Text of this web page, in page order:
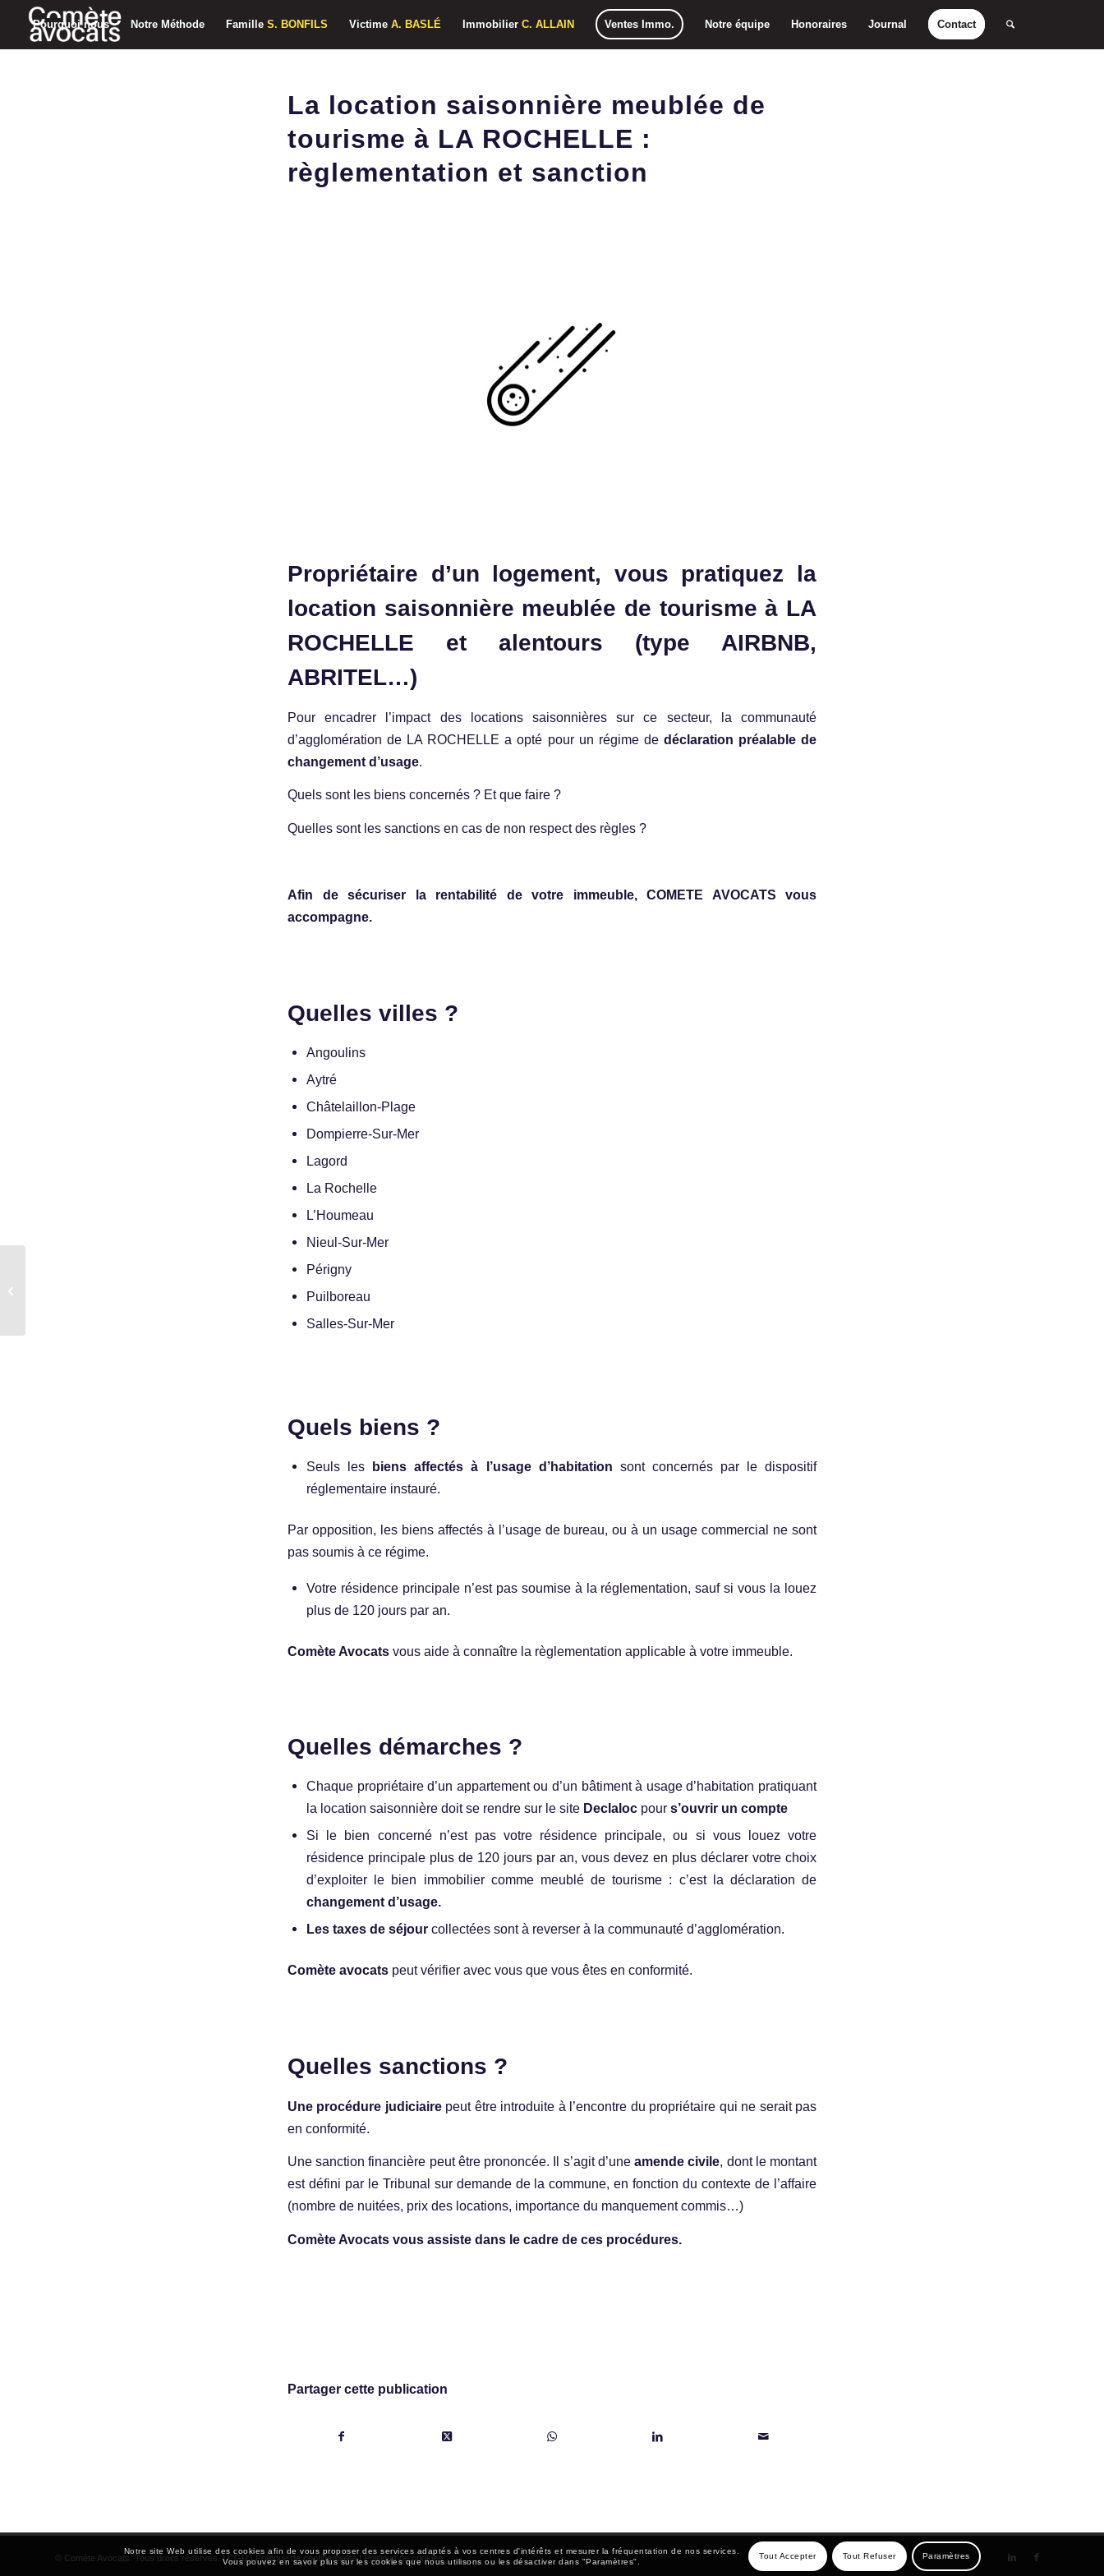
Pourquoi nous Notre Méthode Famille S. BONFILS Victime A. BASLÉ Immobilier C. ALLAIN Ventes Immo. Notre équipe Honoraires Journal Contact
La location saisonnière meublée de
tourisme à LA ROCHELLE :
règlementation et sanction
Propriétaire d’un logement, vous pratiquez la
location saisonnière meublée de tourisme à LA
ROCHELLE et alentours (type AIRBNB,
ABRITEL…)
Pour encadrer l’impact des locations saisonnières sur ce secteur, la communauté
d’agglomération de LA ROCHELLE a opté pour un régime de déclaration préalable de
changement d’usage.
Quels sont les biens concernés ? Et que faire ?
Quelles sont les sanctions en cas de non respect des règles ?
Afin de sécuriser la rentabilité de votre immeuble, COMETE AVOCATS vous
accompagne.
Quelles villes ?
Angoulins
Aytré
Châtelaillon-Plage
Dompierre-Sur-Mer
Lagord
La Rochelle
L’Houmeau
Nieul-Sur-Mer
Périgny
Puilboreau
Salles-Sur-Mer
Quels biens ?
Seuls les biens affectés à l’usage d’habitation sont concernés par le dispositif
réglementaire instauré.
Par opposition, les biens affectés à l’usage de bureau, ou à un usage commercial ne sont
pas soumis à ce régime.
Votre résidence principale n’est pas soumise à la réglementation, sauf si vous la louez
plus de 120 jours par an.
Comète Avocats vous aide à connaître la règlementation applicable à votre immeuble.
Quelles démarches ?
Chaque propriétaire d’un appartement ou d’un bâtiment à usage d’habitation pratiquant
la location saisonnière doit se rendre sur le site Declaloc pours’ouvrir un compte
Si le bien concerné n’est pas votre résidence principale, ou si vous louez votre
résidence principale plus de 120 jours par an, vous devez en plus déclarer votre choix
d’exploiter le bien immobilier comme meublé de tourisme : c’est la déclaration de
changement d’usage.
Les taxes de séjour collectées sont à reverser à la communauté d’agglomération.
Comète avocats peut vérifier avec vous que vous êtes en conformité.
Quelles sanctions ?
Une procédure judiciairepeut être introduite à l’encontre du propriétaire qui ne serait pas
en conformité.
Une sanction financière peut être prononcée. Il s’agit d’uneamende civile, dont le montant
est défini par le Tribunal sur demande de la commune, en fonction du contexte de l’affaire
(nombre de nuitées, prix des locations, importance du manquement commis…)
Comète Avocats vous assiste dans le cadre de ces procédures.
Partager cette publication
© Comète Avocats. Tous droits réservés. |CGU | Politique de confidentialité| Politique de cookies
Notre site Web utilise des cookies afin de vous proposer des services adaptés à vos centres d'intérêts et mesurer la fréquentation de nos services.
Vous pouvez en savoir plus sur les cookies que nous utilisons ou les désactiver dans "Paramètres".
Tout Accepter Tout Refuser Paramètres